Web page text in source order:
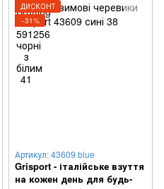
ДИСКОНТ
−31%
Артикул: 43609 blue
Grisport - італійське взуття
на кожен день для будь-